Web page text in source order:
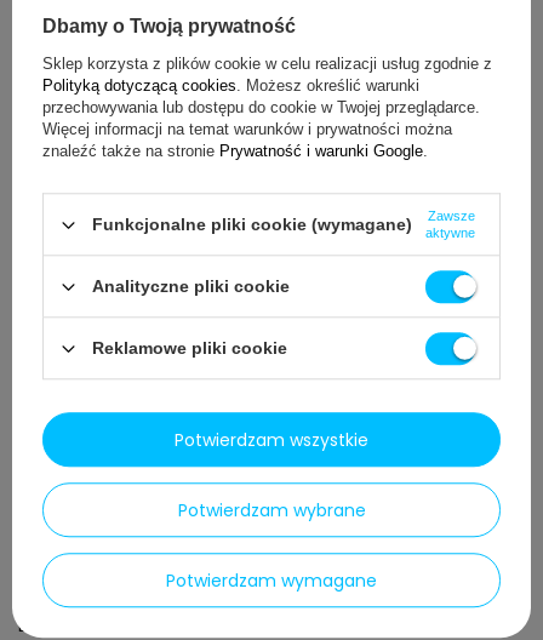
W tubce znajduje się 5 gram produktu, co wystarczy na kilka
użyć, poniżej przedstawiamy częstotliwość smarowania
modułu parzenia:
Jeśli parzysz kawę 1–5 razy dziennie, używaj smaru co ok.
4 miesiące,
Jeśli parzysz kawę 6–10 razy dziennie, używaj smaru co
ok. 2 miesiące,
Jeśli parzysz kawę ponad 10 razy dziennie, używaj smaru
przynajmniej raz w miesiącu.
Seltino Cleaning Brush - szczoteczka do
czyszczenia ekspresów
Szczoteczki używa się czyszczenia trudno dostępnych miejsc w
ekspresach ciśnieniowych.
4.98
Liczba wystawionych opinii: 85
Dbamy o Twoją prywatność
Sklep korzysta z plików cookie w celu realizacji usług zgodnie z
Polityką dotyczącą cookies. Możesz określić warunki
przechowywania lub dostępu do cookie w Twojej przeglądarce.
Więcej informacji na temat warunków i prywatności można
znaleźć także na stronie Prywatność i warunki Google.
Funkcjonalne pliki cookie (wymagane)
Zawsze
aktywne
Analityczne pliki cookie
Reklamowe pliki cookie
Potwierdzam wybrane
Potwierdzam wymagane
Potwierdzam wszystkie